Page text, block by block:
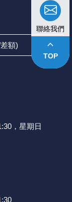
聯絡我們
keyboard_arrow_up
TOP
額)
，星期日